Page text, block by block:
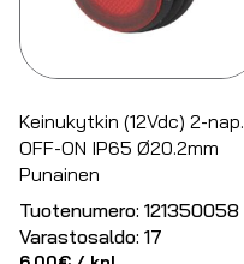
Keinukytkin (12Vdc) 2-nap.
OFF-ON IP65 Ø20.2mm
Punainen
Tuotenumero: 121350058
Varastosaldo: 17